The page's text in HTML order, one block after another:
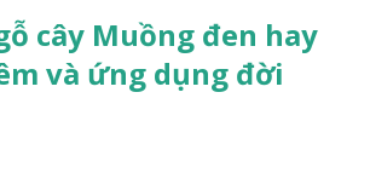
cây Muồng đen hay
và ứng dụng đời